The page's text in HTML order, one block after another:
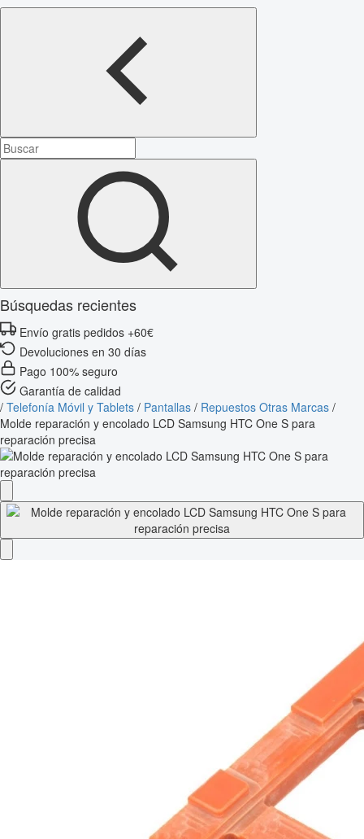
Búsquedas recientes
Envío gratis pedidos +60€
Devoluciones en 30 días
Pago 100% seguro
Garantía de calidad
/ Telefonía Móvil y Tablets / Pantallas / Repuestos Otras Marcas /
Molde reparación y encolado LCD Samsung HTC One S para
reparación precisa